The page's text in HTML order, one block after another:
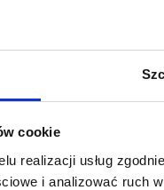
cookie
realizacji usług
i analizować